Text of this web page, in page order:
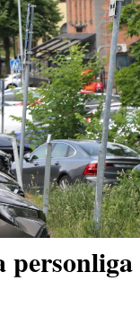
personliga